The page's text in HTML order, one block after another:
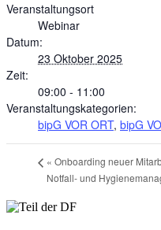
Veranstaltungsort
Webinar
Datum:
23 Oktober 2025
Zeit:
09:00 - 11:00
Veranstaltungskategorien:
bipG VOR ORT, bipG
« Onboarding neuer
Notfall- und